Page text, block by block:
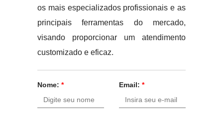
os mais especializados profissionais e as
principais ferramentas do mercado,
visando proporcionar um atendimento
customizado e eficaz.
Nome: * Email: *